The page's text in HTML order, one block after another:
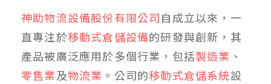
神助物流設備股份有限公司自成立以來，一
直專注於移動式倉儲設備的研發與創新，其
產品被廣泛應用於多個行業，包括製造業 、
零售業及物流業 。公司的移動式倉儲系統設